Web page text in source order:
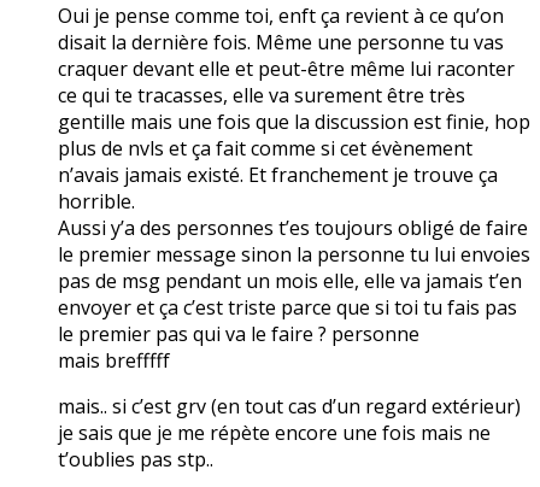
Oui je pense comme toi, enft ça revient à ce qu’on
disait la dernière fois. Même une personne tu vas
craquer devant elle et peut-être même lui raconter
ce qui te tracasses, elle va surement être très
gentille mais une fois que la discussion est finie, hop
plus de nvls et ça fait comme si cet évènement
n’avais jamais existé. Et franchement je trouve ça
horrible.
Aussi y’a des personnes t’es toujours obligé de faire
le premier message sinon la personne tu lui envoies
pas de msg pendant un mois elle, elle va jamais t’en
envoyer et ça c’est triste parce que si toi tu fais pas
le premier pas qui va le faire ? personne
mais brefffff
mais.. si c’est grv (en tout cas d’un regard extérieur)
je sais que je me répète encore une fois mais ne
t’oublies pas stp..